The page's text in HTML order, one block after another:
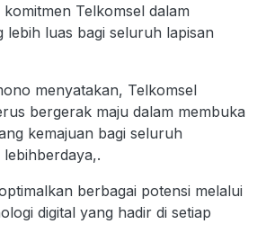
Telkomsel dalam
lebih luas bagi seluruh lapisan
menyatakan, Telkomsel
bergerak maju dalam membuka
kemajuan bagi seluruh
berbagai potensi melalui
digital yang hadir di setiap